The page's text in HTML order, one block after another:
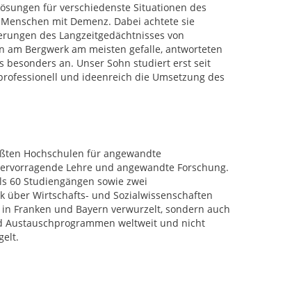
für verschiedenste Situationen des
mit Demenz. Dabei achtete sie
des Langzeitgedächtnisses von
am Bergwerk am meisten gefalle, antworteten
besonders an. Unser Sohn studiert erst seit
und ideenreich die Umsetzung des
Hochschulen für angewandte
Lehre und angewandte Forschung.
60 Studiengängen sowie zwei
über Wirtschafts- und Sozialwissenschaften
Franken und Bayern verwurzelt, sondern auch
weltweit und nicht